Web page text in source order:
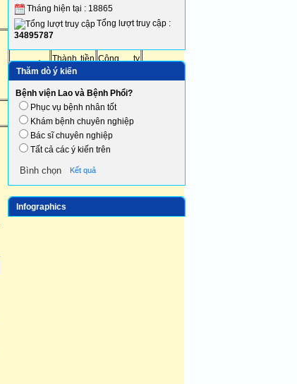
Đơn giá
Thành tiền
(VNĐ)
Công ty
Tháng hiện tại : 18865
Tổng lượt truy cập :
34895787
Thăm dò ý kiến
Bệnh viện Lao và Bệnh Phổi?
Phục vụ bệnh nhân tốt
Khám bệnh chuyên nghiệp
Bác sĩ chuyên nghiệp
Tất cả các ý kiến trên
Kết quả
Infographics